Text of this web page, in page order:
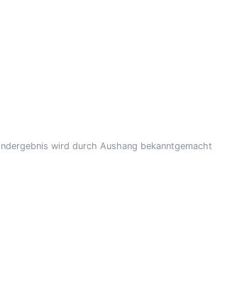
wird durch Aushang bekanntgemacht